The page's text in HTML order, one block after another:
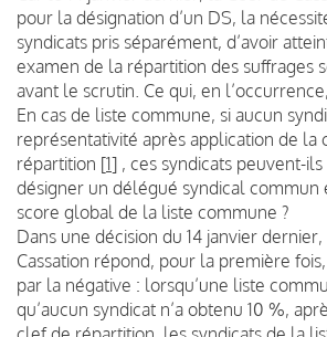
pour la désignation d’un DS, la
syndicats pris séparément, d’avoir
examen de la répartition des suffrages
avant le scrutin. Ce qui, en
En cas de liste commune, si aucun
représentativité après application de la
répartition [1] , ces syndicats peuvent-
désigner un délégué syndical commun
score global de la liste commune ?
Dans une décision du 14 janvier
Cassation répond, pour la première
par la négative : lorsqu’une liste
qu’aucun syndicat n’a obtenu 10 %,